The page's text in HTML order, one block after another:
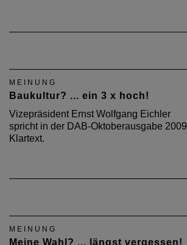
MEINUNG
Baukultur? ... ein 3 x hoch!
Vizepräsident Ernst Wolfgang Eichler
spricht in der DAB-Oktoberausgabe 2009
Klartext.
MEINUNG
Meine Wahl? ... längst vergessen!